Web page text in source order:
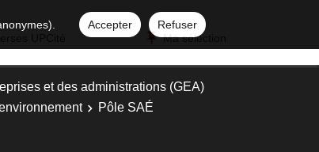
Accepter
Refuser
Ma sélection
et des administrations (GEA)
Pôle SAÉ